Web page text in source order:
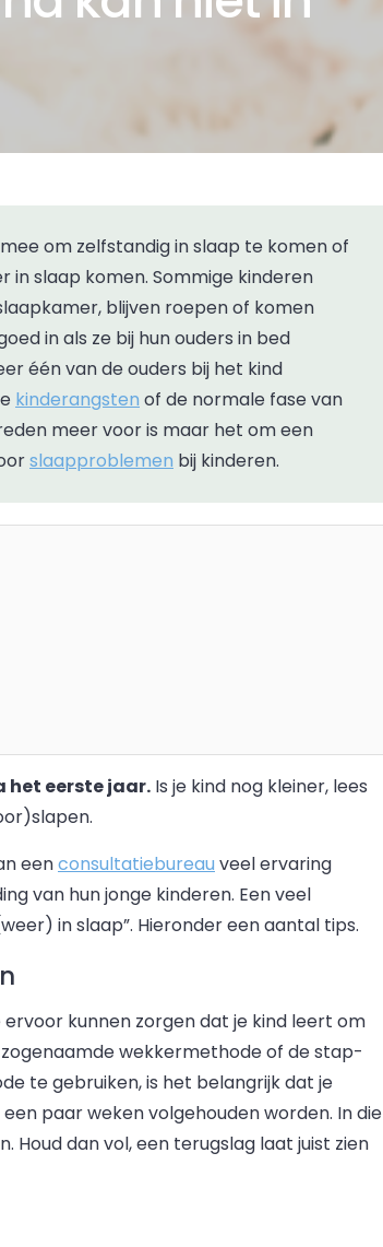
in slaap komen. Sommige kinderen
blijven roepen of komen
in als ze bij hun ouders in bed
één van de ouders bij het kind
kinderangsten of de normale fase van
meer voor is maar het om een
slaapproblemen bij kinderen.
het eerste jaar. Is je kind nog kleiner, lees
eenconsultatiebureau veel ervaring
van hun jonge kinderen. Een veel
in slaap”. Hieronder een aantal tips.
kunnen zorgen dat je kind leert om
wekkermethode of de stap-
te gebruiken, is het belangrijk dat je
paar weken volgehouden worden. In die
Houd dan vol, een terugslag laat juist zien